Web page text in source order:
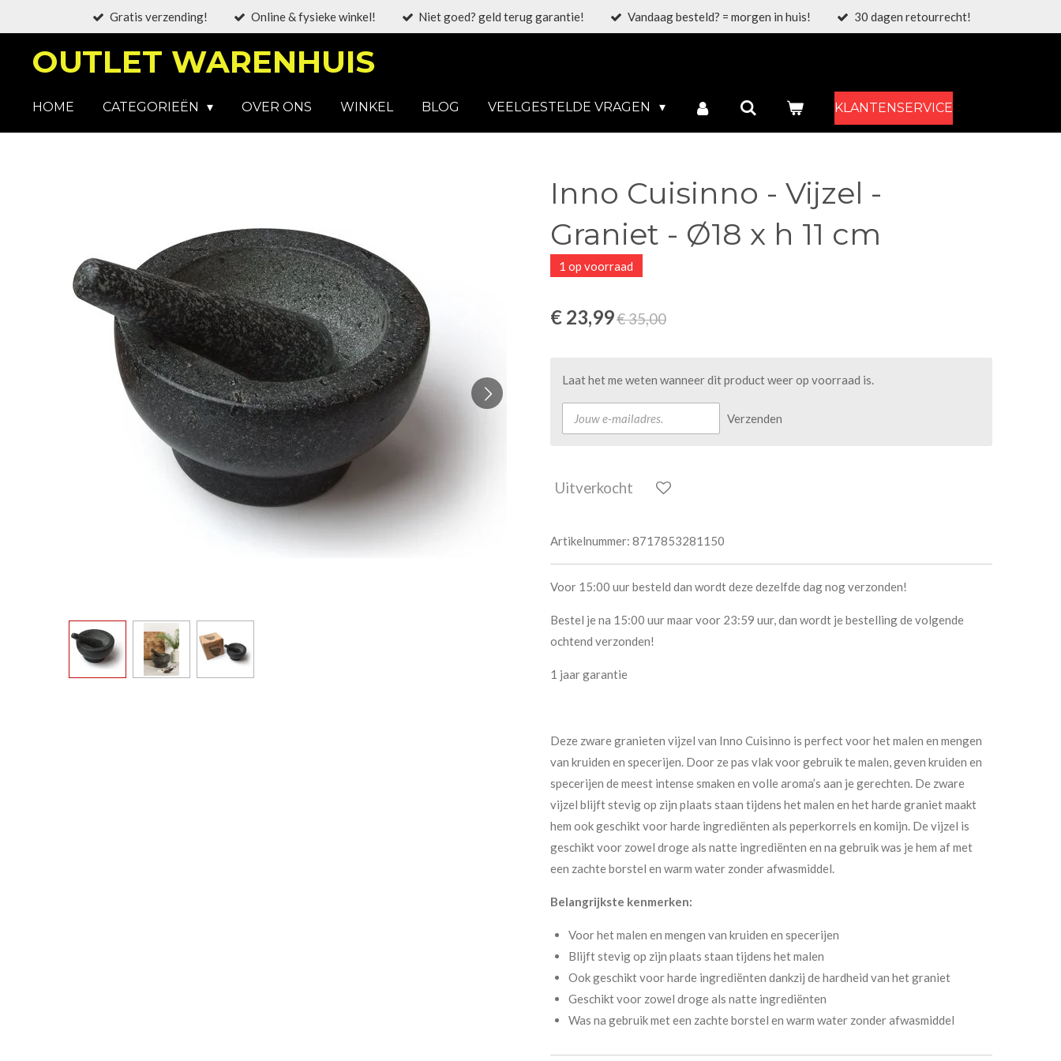
hoofdinhoud
Gratis verzending! Online & fysieke winkel! Niet goed? geld terug garantie! Vandaag besteld? = morgen in huis! 30 dagen retourrecht!
OUTLET WARENHUIS
HOME CATEGORIEËN OVER ONS WINKEL BLOG VEELGESTELDE VRAGEN KLANTENSERVICE
Inno Cuisinno - Vijzel -
Graniet - Ø18 x h 11 cm
1 op voorraad
€ 23,99€ 35,00
Laat het me weten wanneer dit product weer op voorraad is.
Verzenden
Uitverkocht
Artikelnummer: 8717853281150
Voor 15:00 uur besteld dan wordt deze dezelfde dag nog verzonden!
Bestel je na 15:00 uur maar voor 23:59 uur, dan wordt je bestelling de volgende
ochtend verzonden!
1 jaar garantie
Deze zware granieten vijzel van Inno Cuisinno is perfect voor het malen en mengen
van kruiden en specerijen. Door ze pas vlak voor gebruik te malen, geven kruiden en
specerijen de meest intense smaken en volle aroma’s aan je gerechten. De zware
vijzel blijft stevig op zijn plaats staan tijdens het malen en het harde graniet maakt
hem ook geschikt voor harde ingrediënten als peperkorrels en komijn. De vijzel is
geschikt voor zowel droge als natte ingrediënten en na gebruik was je hem af met
een zachte borstel en warm water zonder afwasmiddel.
Belangrijkste kenmerken:
Voor het malen en mengen van kruiden en specerijen
Blijft stevig op zijn plaats staan tijdens het malen
Ook geschikt voor harde ingrediënten dankzij de hardheid van het graniet
Geschikt voor zowel droge als natte ingrediënten
Was na gebruik met een zachte borstel en warm water zonder afwasmiddel